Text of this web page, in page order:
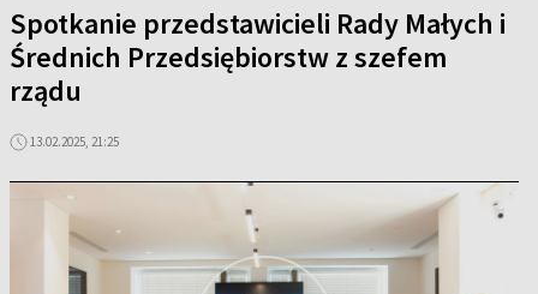
Spotkanie przedstawicieli Rady Małych i
Średnich Przedsiębiorstw z szefem
rządu
13.02.2025, 21:25